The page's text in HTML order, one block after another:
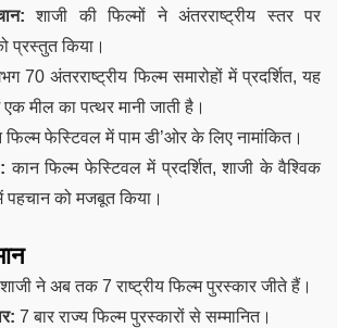
शाजी की फिल्मों ने अंतरराष्ट्रीय स्तर पर
प्रस्तुत किया।
70 अंतरराष्ट्रीय फिल्म समारोहों में प्रदर्शित, यह
मील का पत्थर मानी जाती है।
फिल्म फेस्टिवल में पाम डी’ओर के लिए नामांकित।
कान फिल्म फेस्टिवल में प्रदर्शित, शाजी के वैश्विक
को मजबूत किया।
शाजी ने अब तक 7 राष्ट्रीय फिल्म पुरस्कार जीते हैं।
7 बार राज्य फिल्म पुरस्कारों से सम्मानित।